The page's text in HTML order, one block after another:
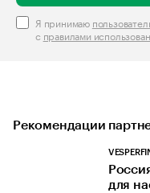
Я принимаю
с правилами
Рекомендации
для